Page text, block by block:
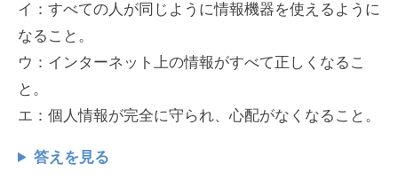
イ：すべての人が同じように情報機器を使えるように
なること。
ウ：インターネット上の情報がすべて正しくなるこ
と。
エ：個人情報が完全に守られ、心配がなくなること。
答えを見る